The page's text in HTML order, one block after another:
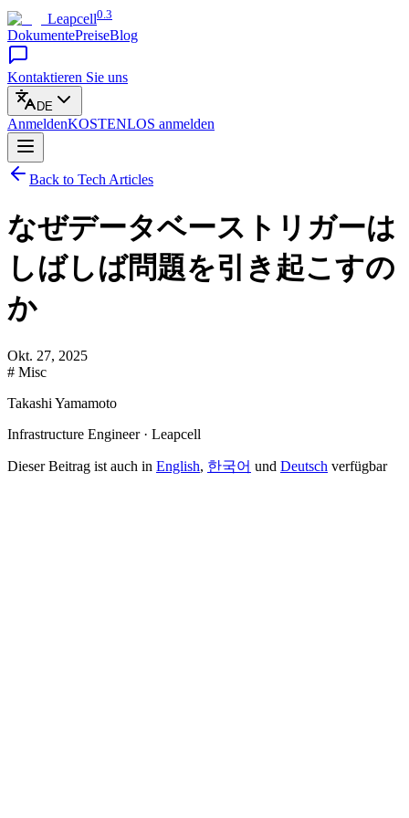
Leapcell0.3
DokumentePreiseBlog
Kontaktieren Sie uns
DE
AnmeldenKOSTENLOS anmelden
Back to Tech Articles
なぜデータベーストリガーは
しばしば問題を引き起こすの
か
Okt. 27, 2025
# Misc
Takashi Yamamoto
Infrastructure Engineer · Leapcell
Dieser Beitrag ist auch in English, 한국어 und Deutsch verfügbar